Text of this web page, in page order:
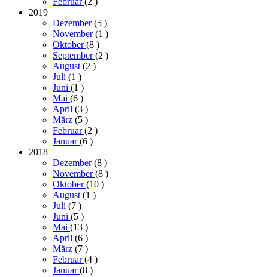
2019
Dezember(5 )
November(1 )
Oktober(8 )
September(2 )
August (2 )
Juli (1 )
Juni (1 )
Mai (6 )
April (3 )
März (5 )
Februar(2 )
Januar(6 )
2018
Dezember(8 )
November(8 )
Oktober(10 )
August (1 )
Juli (7 )
Juni (5 )
Mai (13 )
April (6 )
März (7 )
Februar(4 )
Januar(8 )